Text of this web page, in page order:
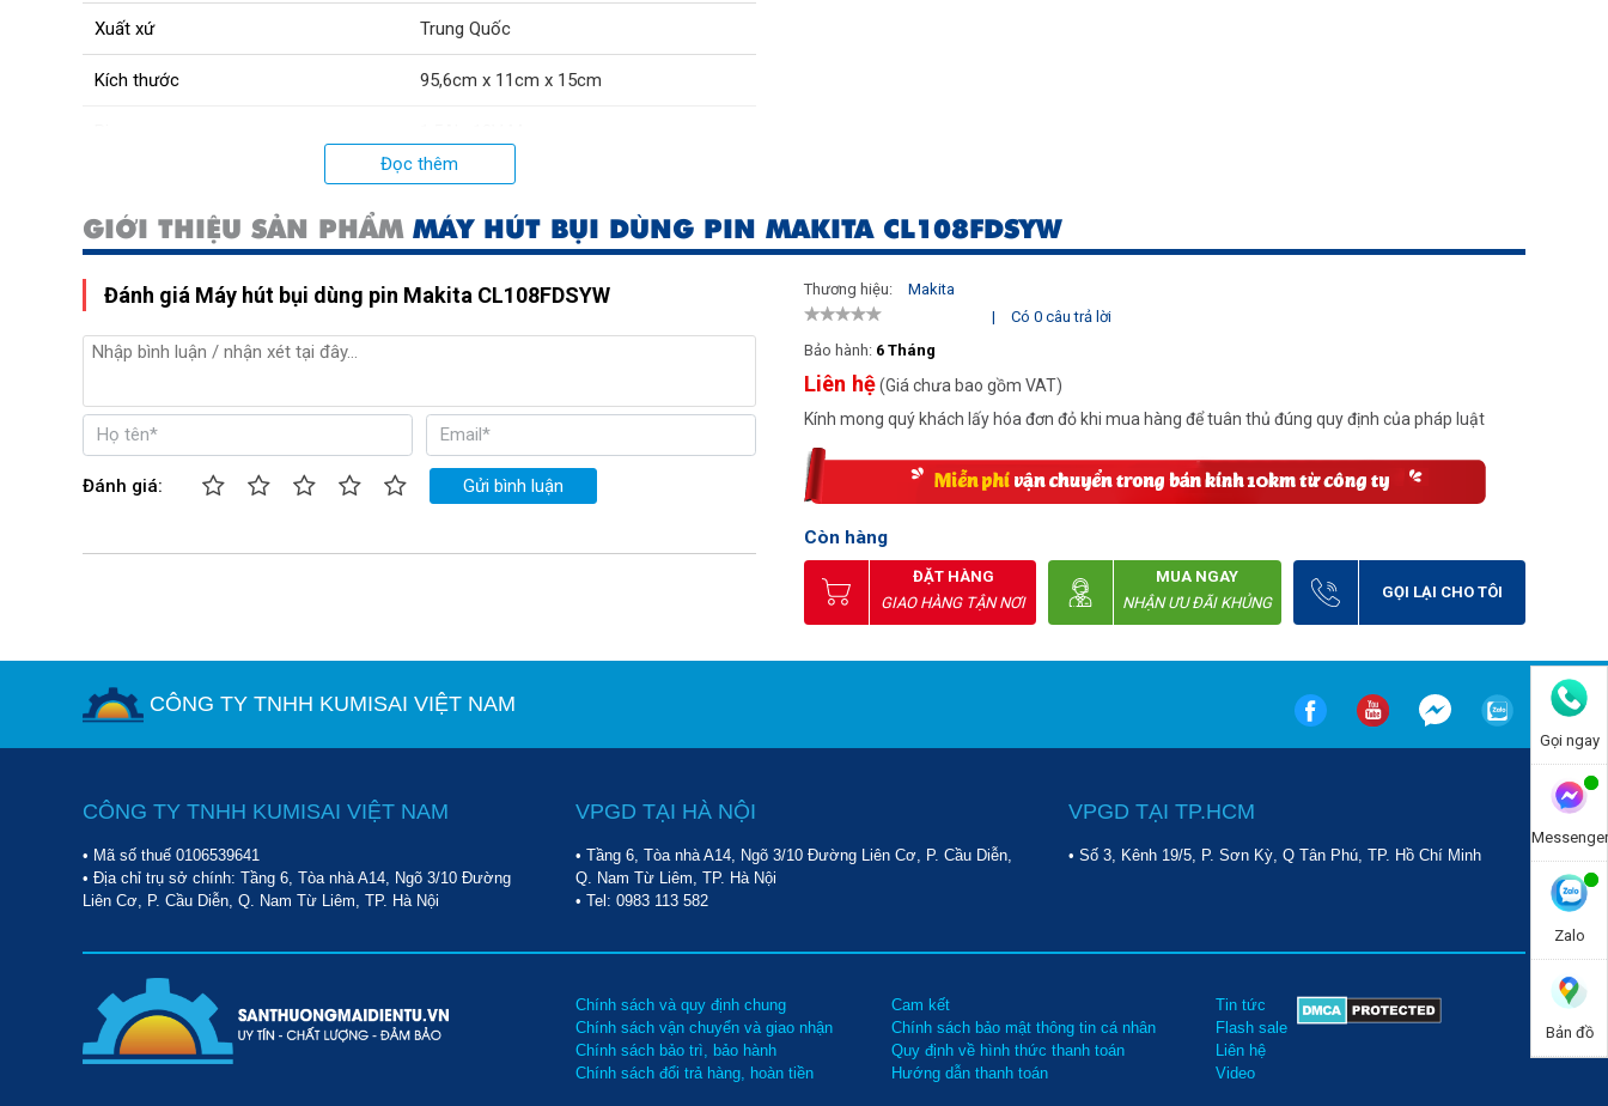
Xuất xứ Trung Quốc
Kích thước 95,6cm x 11cm x 15cm
1,2kg
Đọc thêm
GIỚI THIỆU SẢN PHẨM MÁY HÚT BỤI DÙNG PIN MAKITA CL108FDSYW
Đánh giá Máy hút bụi dùng pin Makita CL108FDSYW
Đánh giá: Gửi bình luận
Thương hiệu:
Makita
|
Có 0 câu trả lời
Bảo hành: 6 Tháng
Liên hệ(Giá chưa bao gồm VAT)
Kính mong quý khách lấy hóa đơn đỏ khi mua hàng để tuân thủ đúng quy định của pháp luật
Còn hàng
ĐẶT HÀNG
GIAO HÀNG TẬN NƠI
MUA NGAY
NHẬN ƯU ĐÃI KHỦNG
GỌI LẠI CHO TÔI
CÔNG TY TNHH KUMISAI VIỆT NAM
CÔNG TY TNHH KUMISAI VIỆT NAM
• Mã số thuế 0106539641
• Địa chỉ trụ sở chính: Tầng 6, Tòa nhà A14, Ngõ 3/10 Đường
Liên Cơ, P. Cầu Diễn, Q. Nam Từ Liêm, TP. Hà Nội
VPGD TẠI HÀ NỘI
• Tầng 6, Tòa nhà A14, Ngõ 3/10 Đường Liên Cơ, P. Cầu Diễn,
Q. Nam Từ Liêm, TP. Hà Nội
• Tel: 0983 113 582
VPGD TẠI TP.HCM
• Số 3, Kênh 19/5, P. Sơn Kỳ, Q Tân Phú, TP. Hồ Chí Minh
Chính sách và quy định chung
Chính sách vận chuyển và giao nhận
Chính sách bảo trì, bảo hành
Chính sách đổi trả hàng, hoàn tiền
Cam kết
Chính sách bảo mật thông tin cá nhân
Quy định về hình thức thanh toán
Hướng dẫn thanh toán
Tin tức
Flash sale
Liên hệ
Video
Gọi ngay
Messenger
Zalo
Bản đồ